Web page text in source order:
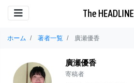
The HEADLINE
ホーム 著者一覧 廣瀬優香
廣瀬優香
寄稿者